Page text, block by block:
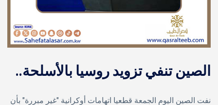
الصين تنفي تزويد روسيا بالأسلحة..
نفت الصين اليوم الجمعة قطعيا اتهامات أوكرانية "غير مبررة" بأن